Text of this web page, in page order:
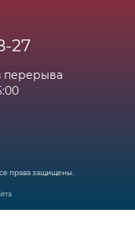
27
перерыва
права защищены.